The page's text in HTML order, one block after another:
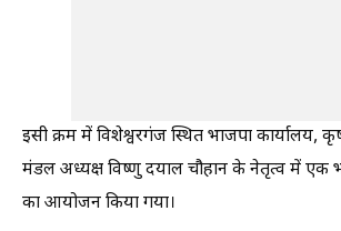
इसी क्रम में विशेश्वरगंज स्थित भाजपा कार्यालय,
मंडल अध्यक्ष विष्णु दयाल चौहान के नेतृत्व में एक
का आयोजन किया गया।